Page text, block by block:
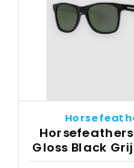
Gloss Black